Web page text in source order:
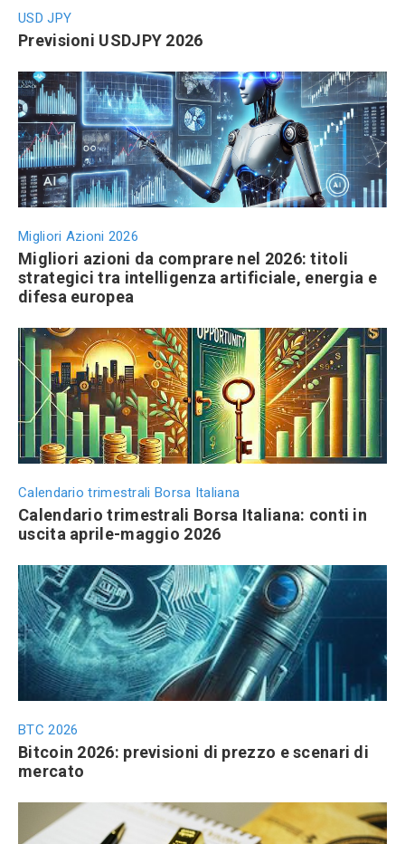
USD JPY
Previsioni USDJPY 2026
Migliori Azioni 2026
Migliori azioni da comprare nel 2026: titoli
strategici tra intelligenza artificiale, energia e
difesa europea
Calendario trimestrali Borsa Italiana
Calendario trimestrali Borsa Italiana: conti in
uscita aprile-maggio 2026
BTC 2026
Bitcoin 2026: previsioni di prezzo e scenari di
mercato